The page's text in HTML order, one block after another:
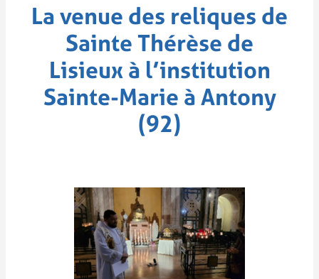
La venue des reliques de
Sainte Thérèse de
Lisieux à l’institution
Sainte-Marie à Antony
(92)